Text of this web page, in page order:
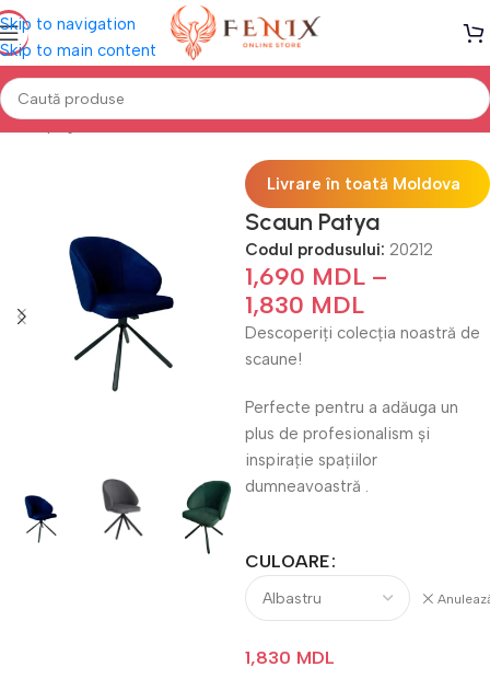
Skip to navigation
Skip to main content
Prima pagină Mobilă BUCĂTĂRIE Scaune
Livrare în toată Moldova
Scaun Patya
Codul produsului: 20212
1,690 MDL –
1,830 MDL
Descoperiți colecția noastră de
scaune!
Perfecte pentru a adăuga un
plus de profesionalism și
inspirație spațiilor
dumneavoastră .
CULOARE
1,830 MDL